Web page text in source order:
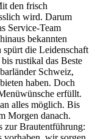
den frisch
wird. Darum
Service-Team
bekannten
die Leidenschaft
rustikal das Beste
Schweiz,
haben. Doch
erfüllt.
alles möglich. Bis
Morgen danach.
zur Brautentführung: